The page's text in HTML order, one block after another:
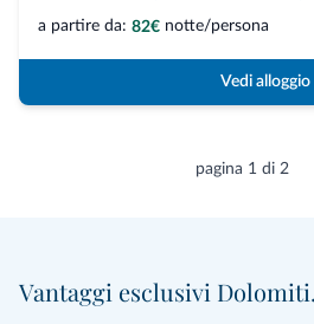
a partire da: 82€ notte/persona
Vedi alloggio
pagina 1 di 2
Vantaggi esclusivi